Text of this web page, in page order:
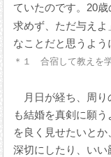
ていたのです。20
求めず、ただ与え
なことだと思うよう
＊１ 合宿して教えを
月日が経ち、周り
も結婚を真剣に願
を良く見せたいと
深切にしたり、い